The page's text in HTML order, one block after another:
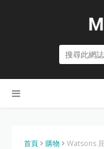
首頁 購物 Watsons